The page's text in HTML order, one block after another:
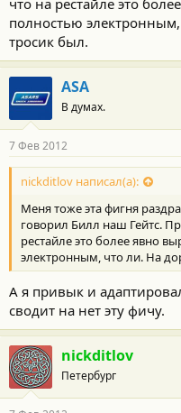
что на рестайле это
полностью
тросик был.
ASA
В думах.
7 Фев 2012
nickditlov написал(а):
Меня тоже эта фигня
говорил Билл наш Гейтс.
рестайле это более явно
электронным, что ли. На
А я привык и
сводит на нет эту фичу.
nickditlov
Петербург